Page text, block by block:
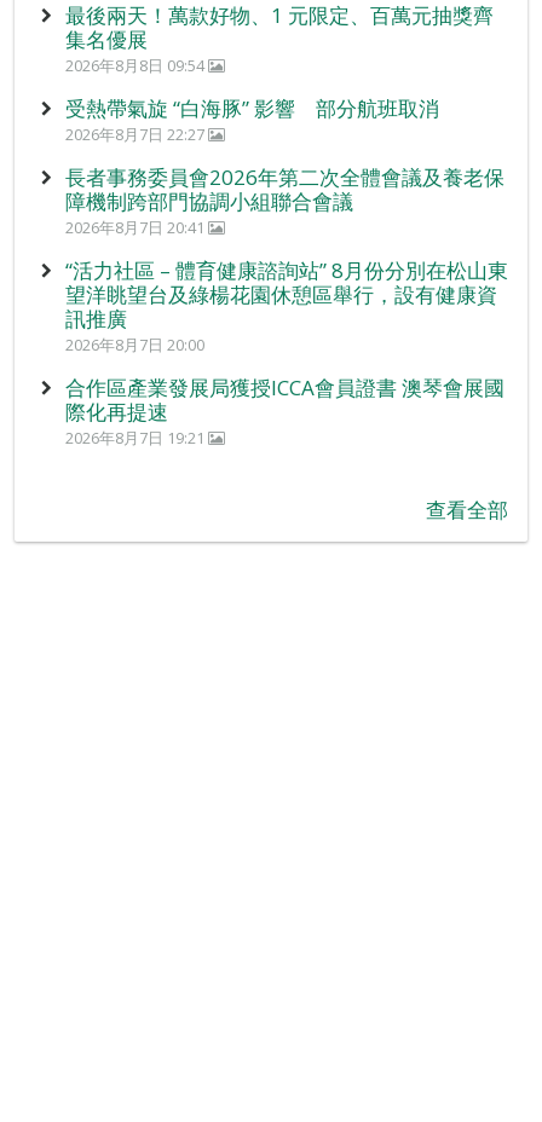
最後兩天！萬款好物、1 元限定、百萬元抽獎齊
集名優展
2026年8月8日 09:54
受熱帶氣旋 “白海豚” 影響 部分航班取消
2026年8月7日 22:27
長者事務委員會2026年第二次全體會議及養老保
障機制跨部門協調小組聯合會議
2026年8月7日 20:41
“活力社區 – 體育健康諮詢站” 8月份分別在松山東
望洋眺望台及綠楊花園休憩區舉行，設有健康資
訊推廣
2026年8月7日 20:00
合作區產業發展局獲授ICCA會員證書 澳琴會展國
際化再提速
2026年8月7日 19:21
查看全部